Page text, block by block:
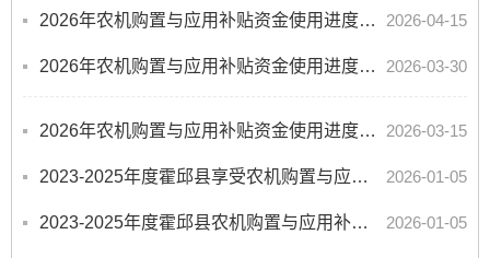
2026年农机购置与应用补贴资金使用进度（04.15） 2026-04-15
2026年农机购置与应用补贴资金使用进度（03.30） 2026-03-30
2026年农机购置与应用补贴资金使用进度（03.15） 2026-03-15
2023-2025年度霍邱县享受农机购置与应用补贴的购机者信息表 2026-01-05
2023-2025年度霍邱县农机购置与应用补贴政策落实情况公告 2026-01-05